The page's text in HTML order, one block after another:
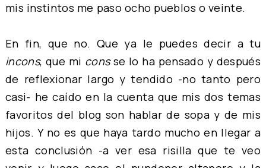
mis instintos me paso ocho pueblos o veinte.
En fin, que no. Que ya le puedes decir a tu
incons, que mi consse lo ha pensado y después
de reflexionar largo y tendido -no tanto pero
casi- he caído en la cuenta que mis dos temas
favoritos del blog son hablar de sopa y de mis
hijos. Y no es que haya tardo mucho en llegar a
esta conclusión -a ver esa risilla que te veo